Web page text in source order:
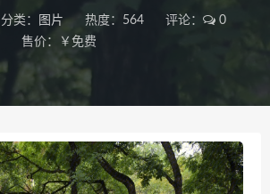
分类： 图片 热度：564 评论：
0
售价：￥免费